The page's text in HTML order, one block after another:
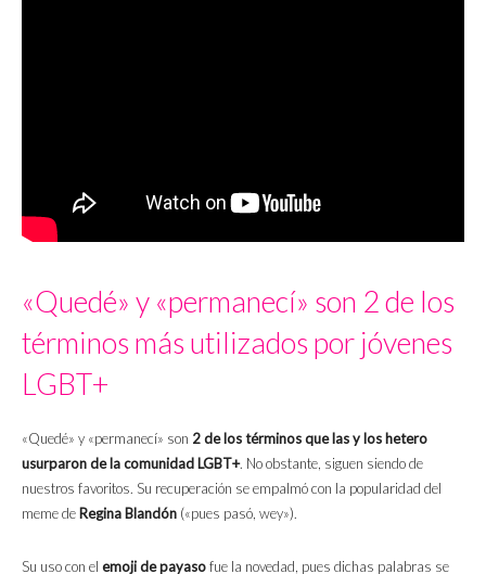
«Quedé» y «permanecí» son 2 de los
términos más utilizados por jóvenes
LGBT+
«Quedé» y «permanecí» son 2 de los términos que las y los hetero
usurparon de la comunidad LGBT+. No obstante, siguen siendo de
nuestros favoritos. Su recuperación se empalmó con la popularidad del
meme de Regina Blandón («pues pasó, wey»).
Su uso con el emoji de payasofue la novedad, pues dichas palabras se